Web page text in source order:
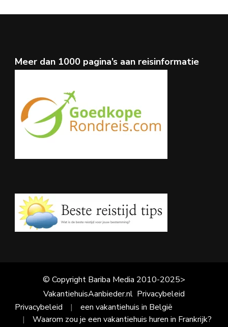
Meer dan 1000 pagina’s aan reisinformatie
© Copyright Bariba Media 2010-2025>
VakantiehuisAanbieder.nl Privacybeleid
Privacybeleid
een vakantiehuis in België
Waarom zou je een vakantiehuis huren in Frankrijk?